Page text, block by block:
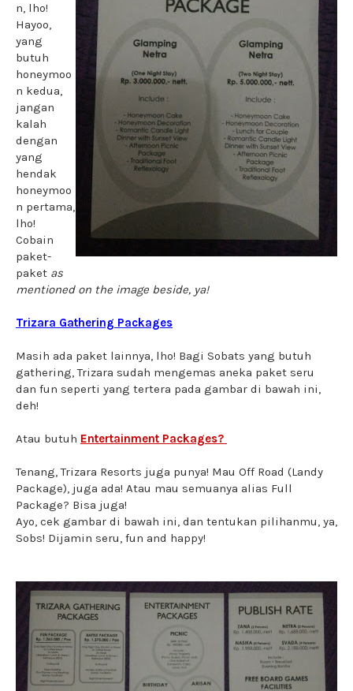
n, lho!
Hayoo,
yang
butuh
honeymoo
n kedua,
jangan
kalah
dengan
yang
hendak
honeymoo
n pertama,
lho!
Cobain
paket-
paket as
mentioned on the image beside, ya!
Trizara Gathering Packages
Masih ada paket lainnya, lho! Bagi Sobats yang butuh
gathering, Trizara sudah mengemas aneka paket seru
dan fun seperti yang tertera pada gambar di bawah ini,
deh!
Atau butuh Entertainment Packages?
Tenang, Trizara Resorts juga punya! Mau Off Road (Landy
Package), juga ada! Atau mau semuanya alias Full
Package? Bisa juga!
Ayo, cek gambar di bawah ini, dan tentukan pilihanmu, ya,
Sobs! Dijamin seru, fun and happy!